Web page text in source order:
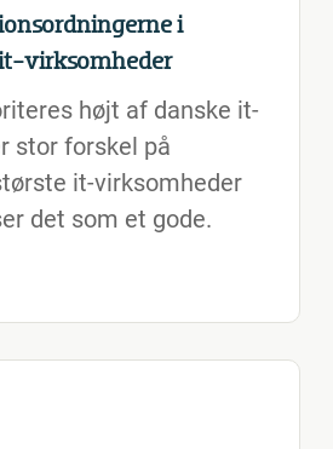
i
virksomheder
højt af danske it-
stor forskel på
it-virksomheder
det som et gode.